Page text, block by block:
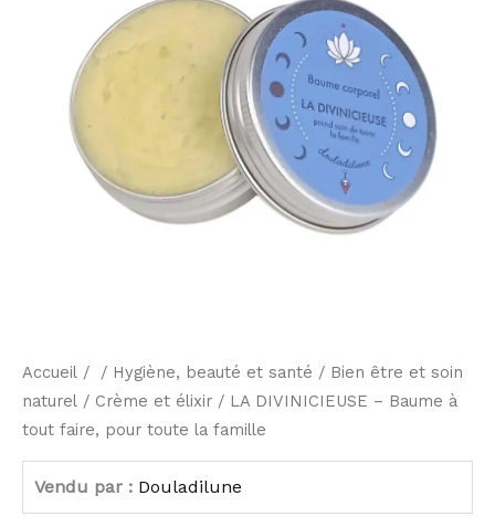
Accueil / / Hygiène, beauté et santé / Bien être et soin
naturel / Crème et élixir / LA DIVINICIEUSE – Baume à
tout faire, pour toute la famille
Vendu par : Douladilune